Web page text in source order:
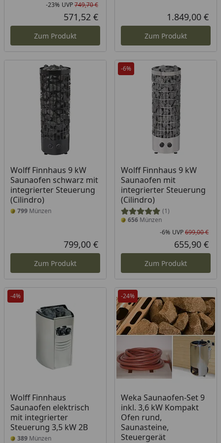
Rabatt in Prozent
-23%
Ursprünglicher Preis
UVP749,70 €
Aktueller Preis
571,52 €
Zum Produkt
1.849,00 €
Zum Produkt
Wolff Finnhaus 9 kW
Saunaofen schwarz mit
integrierter Steuerung
(Cilindro)
799 Münzen
Aktueller Preis
799,00 €
Zum Produkt
-6%
Wolff Finnhaus 9 kW
Saunaofen mit
integrierter Steuerung
(Cilindro)
(1)
656Münzen
-6% UVP699,00 €
655,90 €
Zum Produkt
-4%
Wolff Finnhaus
Saunaofen elektrisch
mit integrierter
Steuerung 3,5 kW 2B
389 Münzen
-24%
Weka Saunaofen-Set 9
inkl. 3,6 kW Kompakt
Ofen rund,
Saunasteine,
Steuergerät